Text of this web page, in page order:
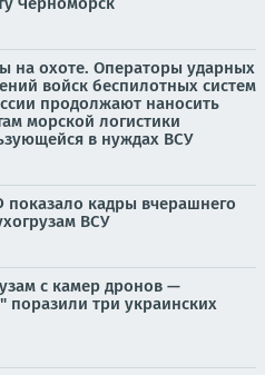
на охоте. Операторы ударных
войск беспилотных систем
продолжают наносить
морской логистики
в нуждах ВСУ
кадры вчерашнего
ВСУ
с камер дронов —
поразили три украинских